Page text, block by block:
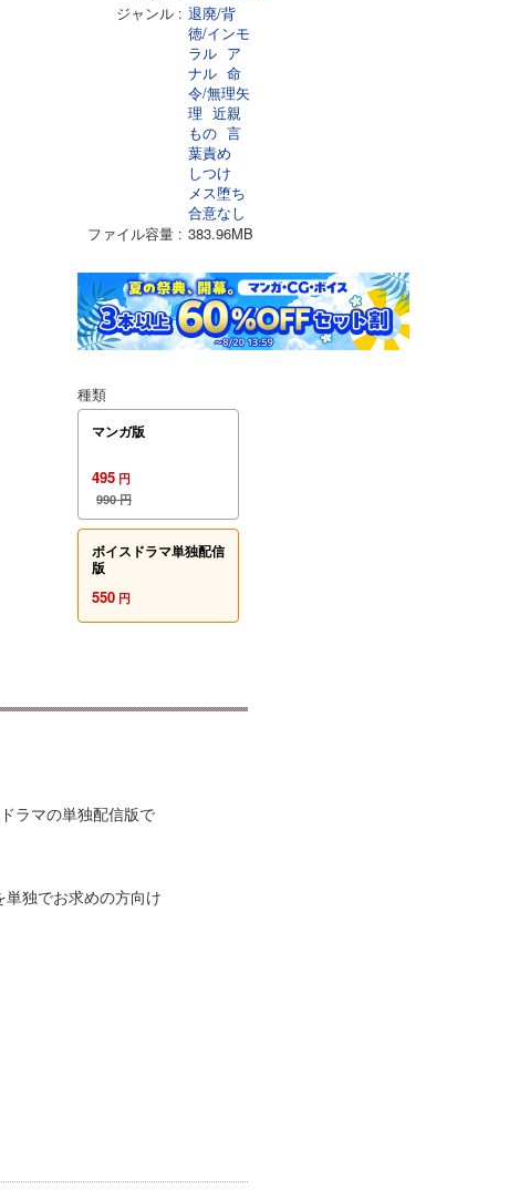
ジャンル
退廃/背
徳/インモ
ラル ア
ナル 命
令/無理矢
理 近親
もの 言
葉責め
しつけ
メス堕ち
合意なし
ファイル容量
383.96MB
種類
マンガ版
495 円
990 円
ボイスドラマ単独配信
版
550 円
ラマの単独配信版で
独でお求めの方向け